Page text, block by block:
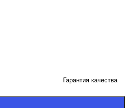
Гарантия качества